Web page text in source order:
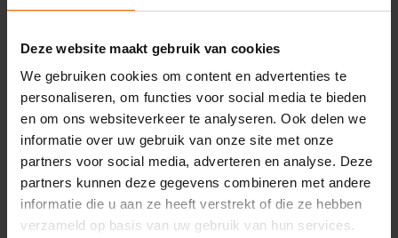
Deze website maakt gebruik van cookies
We gebruiken cookies om content en advertenties te
personaliseren, om functies voor social media te bieden
en om ons websiteverkeer te analyseren. Ook delen we
informatie over uw gebruik van onze site met onze
partners voor social media, adverteren en analyse. Deze
partners kunnen deze gegevens combineren met andere
informatie die u aan ze heeft verstrekt of die ze hebben
verzameld op basis van uw gebruik van hun services.
(bijna) nooit voor de speakers staat zal hij of zij
voornamelijk debastonenvan de muziek horen,
wat mixen lastig maakt. Daarom plaats je naast
de DJ boothmonitoren op statief opoorhoogte.
Deze worden aangesloten op deDJ mixer(booth
uitgang) zodat de DJ zelf de controle heeft over
het volume.
QSC K12